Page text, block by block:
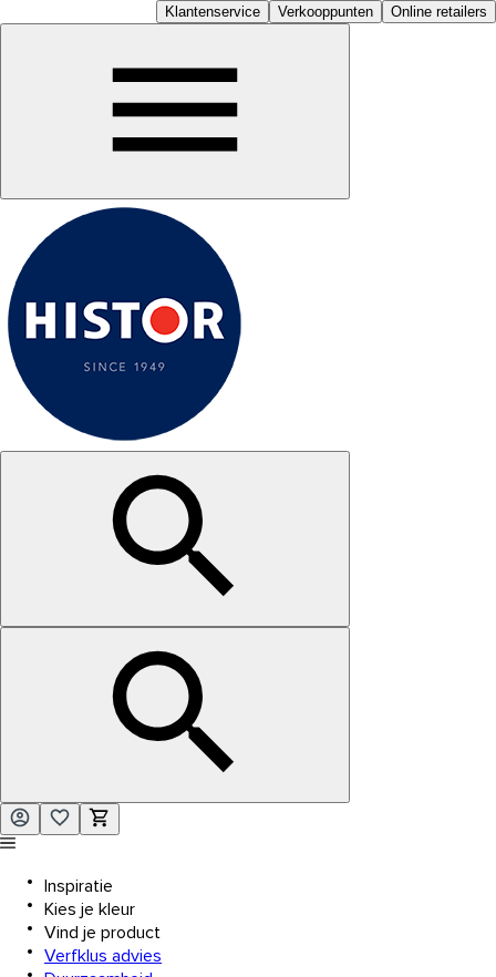
Klantenservice Verkooppunten Online retailers
Inspiratie
Kies je kleur
Vind je product
Verfklus advies